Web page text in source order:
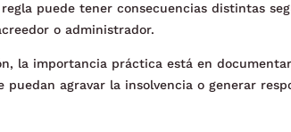
puede tener consecuencias distintas
o administrador.
la importancia práctica está en
agravar la insolvencia o generar